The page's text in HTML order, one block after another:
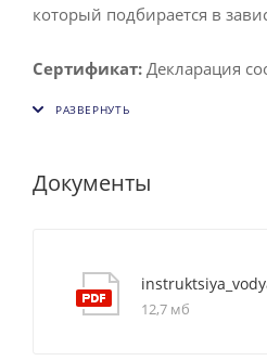
который подбирается в
Сертификат: Декларация
Документы
12,7 мб